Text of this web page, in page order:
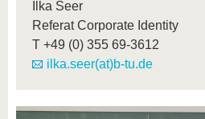
Ilka Seer
Referat Corporate Identity
T +49 (0) 355 69-3612
ilka.seer(at)b-tu.de